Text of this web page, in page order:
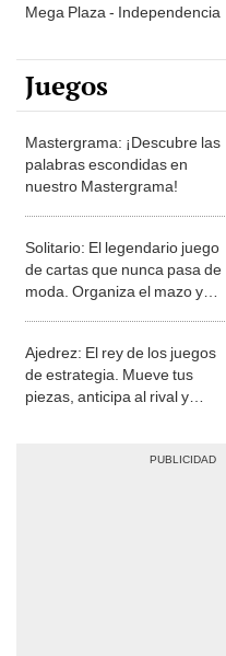
Mega Plaza - Independencia
Juegos
Mastergrama: ¡Descubre las
palabras escondidas en
nuestro Mastergrama!
Solitario: El legendario juego
de cartas que nunca pasa de
moda. Organiza el mazo y
Ajedrez: El rey de los juegos
de estrategia. Mueve tus
piezas, anticipa al rival y